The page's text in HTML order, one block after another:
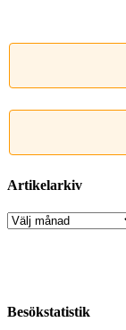
Artikelarkiv
Artikelarkiv
Besökstatistik